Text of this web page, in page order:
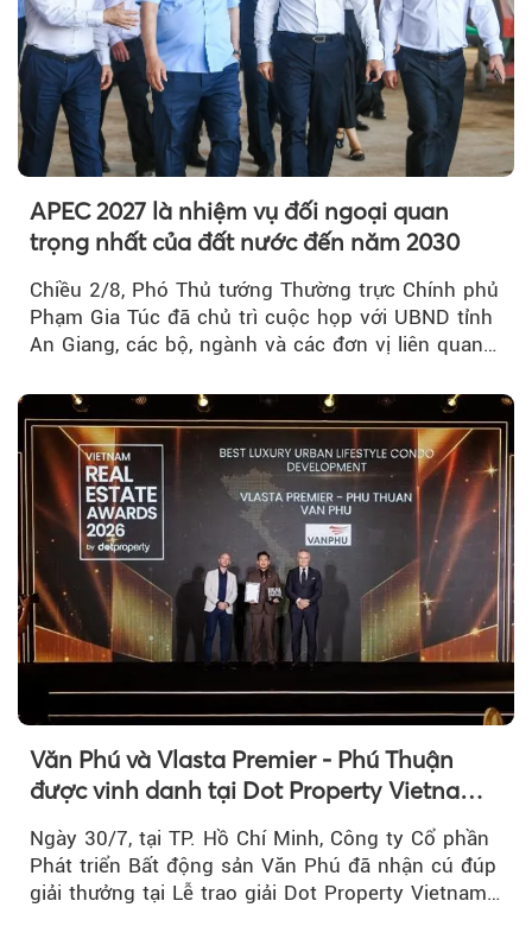
APEC 2027 là nhiệm vụ đối ngoại quan
trọng nhất của đất nước đến năm 2030
Chiều 2/8, Phó Thủ tướng Thường trực Chính phủ
Phạm Gia Túc đã chủ trì cuộc họp với UBND tỉnh
An Giang, các bộ, ngành và các đơn vị liên quan
Văn Phú và Vlasta Premier - Phú Thuận
được vinh danh tại Dot Property Vietnam
Ngày 30/7, tại TP. Hồ Chí Minh, Công ty Cổ phần
Phát triển Bất động sản Văn Phú đã nhận cú đúp
giải thưởng tại Lễ trao giải Dot Property Vietnam